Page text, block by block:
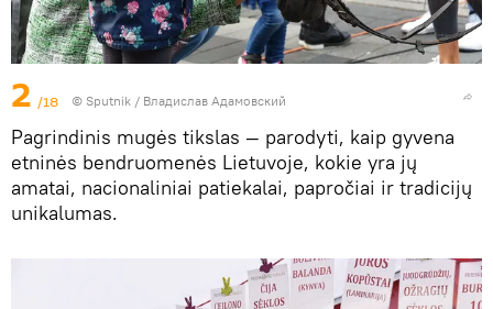
2 /18 © Sputnik / Владислав Адамовский
Pagrindinis mugės tikslas — parodyti, kaip gyvena
etninės bendruomenės Lietuvoje, kokie yra jų
amatai, nacionaliniai patiekalai, papročiai ir tradicijų
unikalumas.